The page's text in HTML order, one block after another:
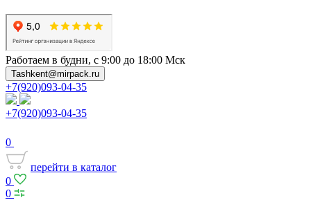
Работаем в будни, с 9:00 до 18:00 Мск
Tashkent@mirpack.ru
+7(920)093-04-35
+7(920)093-04-35
0
перейти в каталог
0
0